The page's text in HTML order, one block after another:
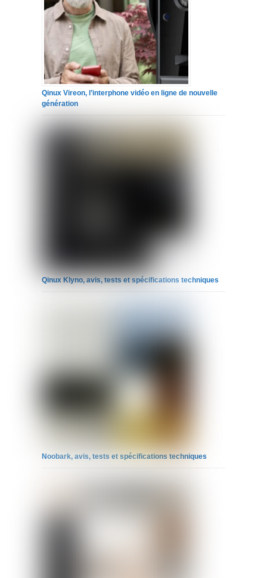
Qinux Vireon, l’interphone vidéo en ligne de nouvelle
génération
Qinux Klyno, avis, tests et spécifications techniques
Noobark, avis, tests et spécifications techniques